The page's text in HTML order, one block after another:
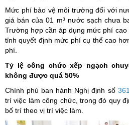
Mức phí bảo vệ môi trường đối với
giá bán của 01 m³ nước sạch chưa
Trường hợp cần áp dụng mức phí
tỉnh quyết định mức phí cụ thể cao
phí.
Tỷ lệ công chức xếp ngạch
không được quá 50%
Chính phủ ban hành Nghị định số
trí việc làm công chức, trong đó quy
bố trí theo vị trí việc làm.